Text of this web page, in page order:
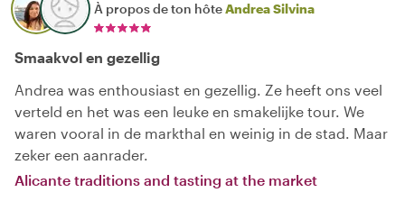
À propos de ton hôteAndrea Silvina
Smaakvol en gezellig
Andrea was enthousiast en gezellig. Ze heeft ons veel
verteld en het was een leuke en smakelijke tour. We
waren vooral in de markthal en weinig in de stad. Maar
zeker een aanrader.
Alicante traditions and tasting at the market